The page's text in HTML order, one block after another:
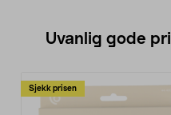
Uvanlig gode
Sjekk prisen